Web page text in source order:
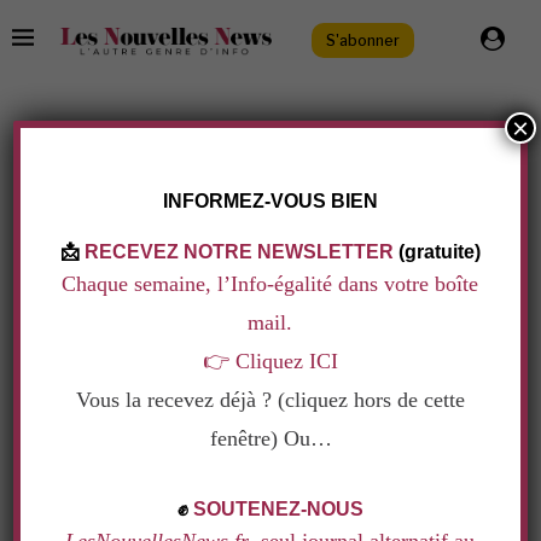
S'abonner
INFORMEZ-VOUS BIEN
📩 RECEVEZ NOTRE NEWSLETTER (gratuite)
Chaque semaine, l’Info-égalité dans votre boîte
mail.
👉 Cliquez ICI
Vous la recevez déjà ? (cliquez hors de cette
fenêtre) Ou…
✊ SOUTENEZ-NOUS
×